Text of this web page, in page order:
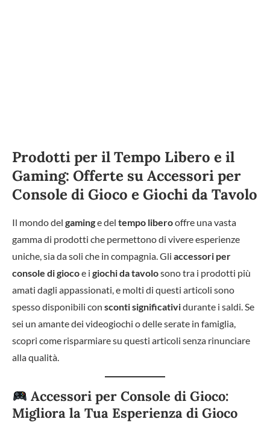
Prodotti per il Tempo Libero e il
Gaming: Offerte su Accessori per
Console di Gioco e Giochi da Tavolo
Il mondo del gaminge del tempo liberooffre una vasta
gamma di prodotti che permettono di vivere esperienze
uniche, sia da soli che in compagnia. Gli accessori per
console di giocoe i giochi da tavolosono tra i prodotti più
amati dagli appassionati, e molti di questi articoli sono
spesso disponibili con sconti significatividurante i saldi. Se
sei un amante dei videogiochi o delle serate in famiglia,
scopri come risparmiare su questi articoli senza rinunciare
alla qualità.
Accessori per Console di Gioco:
Migliora la Tua Esperienza di Gioco